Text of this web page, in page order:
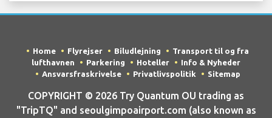
Home Flyrejser Biludlejning
Transport til og fra
lufthavnen
Parkering Hoteller
Info & Nyheder
Ansvarsfraskrivelse
Privatlivspolitik Sitemap
COPYRIGHT © 2026 Try Quantum OU trading as
"TripTQ" and seoulgimpoairport.com (also known as